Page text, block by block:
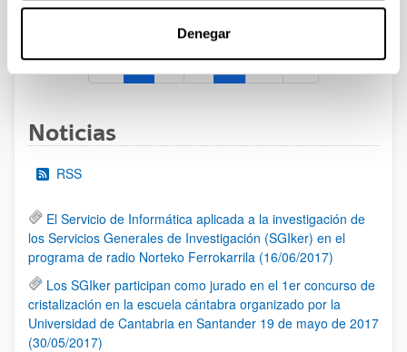
Denegar
al 30/07/2026 (ambos incluídos)
Página
1 Página
2 Página
3 ...Páginas intermedias Use TAB
Página
95
Noticias
RSS
El Servicio de Informática aplicada a la investigación de
los Servicios Generales de Investigación (SGIker) en el
programa de radio Norteko Ferrokarrila (16/06/2017)
Los SGIker participan como jurado en el 1er concurso de
cristalización en la escuela cántabra organizado por la
Universidad de Cantabria en Santander 19 de mayo de 2017
(30/05/2017)